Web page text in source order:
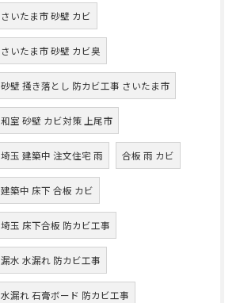
さいたま市 砂壁 カビ
さいたま市 砂壁 カビ臭
砂壁 掻き落とし 防カビ工事 さいたま市
和室 砂壁 カビ対策 上尾市
埼玉 建築中 注文住宅 雨 合板 雨 カビ
建築中 床下 合板 カビ
埼玉 床下合板 防カビ工事
漏水 水漏れ 防カビ工事
水漏れ 石膏ボード 防カビ工事